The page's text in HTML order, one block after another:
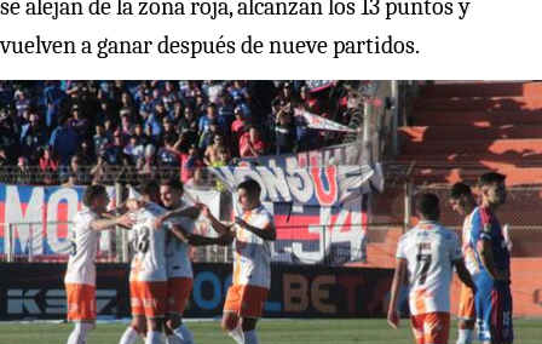
se alejan de la zona roja, alcanzan los 13 puntos y
vuelven a ganar después de nueve partidos.